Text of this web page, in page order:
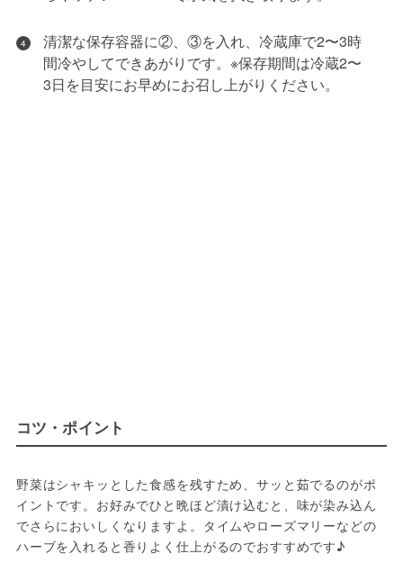
4
清潔な保存容器に②、③を入れ、冷蔵庫で2〜3時
間冷やしてできあがりです。※保存期間は冷蔵2〜
3日を目安にお早めにお召し上がりください。
コツ・ポイント
野菜はシャキッとした食感を残すため、サッと茹でるのがポ
イントです。お好みでひと晩ほど漬け込むと、味が染み込ん
でさらにおいしくなりますよ。タイムやローズマリーなどの